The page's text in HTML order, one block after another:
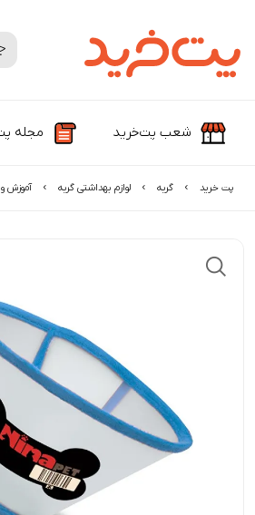
شعب پت‌خرید مجله
پت خرید گربه لوازم بهداشتی گربه آموزش و